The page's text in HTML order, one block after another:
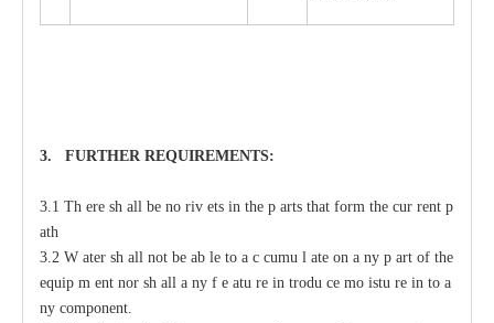
3. FURTHER REQUIREMENTS:
3.1 Th ere sh all be no riv ets in the p arts that form the cur rent p
ath
3.2 W ater sh all not be ab le to a c cumu l ate on a ny p art of the
equip m ent nor sh all a ny f e atu re in trodu ce mo istu re in to a
ny component.